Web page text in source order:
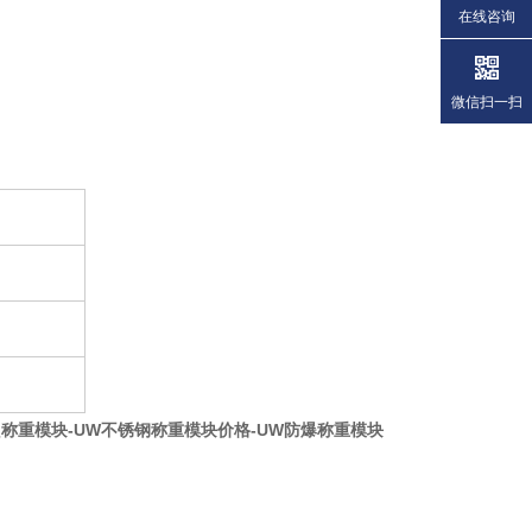
称重模块-UW不锈钢称重模块价格-UW防爆称重模块
在线咨询
微信扫一扫